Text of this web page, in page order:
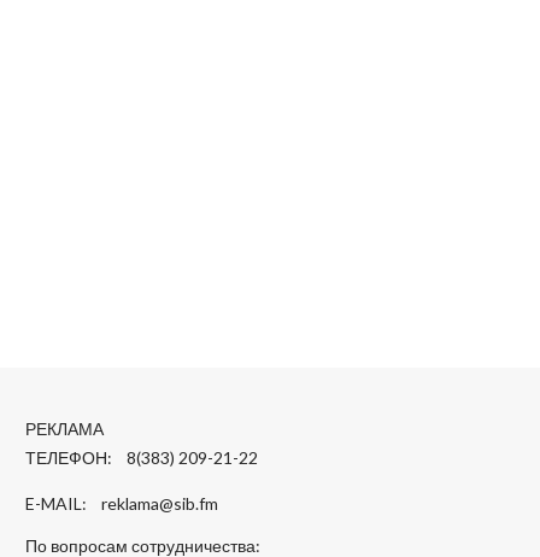
РЕКЛАМА
ТЕЛЕФОН: 8(383) 209-21-22
E-MAIL: reklama@sib.fm
По вопросам сотрудничества: